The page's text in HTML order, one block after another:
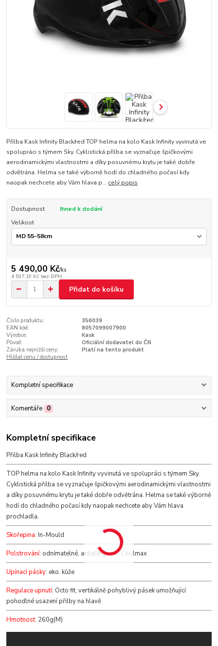
Přilba Kask Infinity Black/red TOP helma na kolo Kask Infinity vyvinutá ve
spolupráci s týmem Sky. Cyklistická přilba se vyznačuje špičkovými
aerodinamickými vlastnostmi a díky posuvnému krytu je také dobře
odvětrána. Helma se také výborně hodí do chladného počasí kdy
naopak nechcete aby Vám hlava p... celý popis
Dostupnost
Ihned k dodání
Velikost
5 490,00 Kč/ks
4 537,19 Kč bez DPH
Přidat do košíku
Číslo produktu:
356039
EAN kód:
8057099007900
Výrobce:
Kask
Původ:
Oficiální dodavatel do ČR
Záruka nejnižší ceny:
Platí na tento produkt
Hlídat cenu / dostupnost
Kompletní specifikace
Komentáře 0
Kompletní specifikace
Přilba Kask Infinity Black/red
TOP helma na kolo Kask Infinity vyvinutá ve spolupráci s týmem Sky.
Cyklistická přilba se vyznačuje špičkovými aerodinamickými vlastnostmi
a díky posuvnému krytu je také dobře odvětrána. Helma se také výborně
hodí do chladného počasí kdy naopak nechcete aby Vám hlava
prochladla.
Skořepina: In-Mould
Polstrování: odnímatelné, antialergenní, Coolmax
Upínací pásky: eko. kůže
Regulace upnutí: Octo fit, vertikálně pohyblivý pásek umožňující
pohodlné usazení přilby na hlavě
Hmotnost: 260g(M)